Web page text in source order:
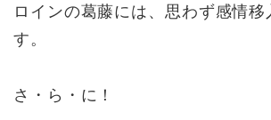
ロインの葛藤には、思わず感情移
す。
さ・ら・に！